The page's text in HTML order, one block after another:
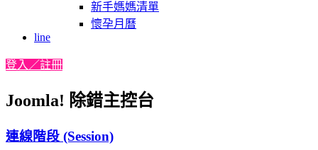
新手媽媽清單
懷孕月曆
line
登入／註冊
Joomla! 除錯主控台
連線階段 (Session)